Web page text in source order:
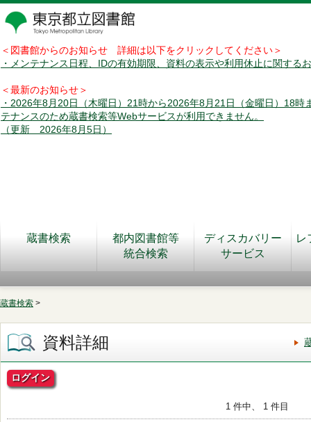
＜図書館からのお知らせ 詳細は以下をクリックしてください＞
・メンテナンス日程、IDの有効期限、資料の表示や利用休止に関する
＜最新のお知らせ＞
・2026年8月20日（木曜日）21時から2026年8月21日（金曜日）18時
テナンスのため蔵書検索等Webサービスが利用できません。
（更新 2026年8月5日）
蔵書検索
都内図書館等
統合検索
ディスカバリー
サービス
レ
蔵書検索 >
資料詳細
ログイン
1 件中、 1 件目